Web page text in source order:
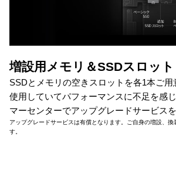
増設用メモリ＆SSDスロット
SSDとメモリの空きスロットを各1本ご用
使用していてパフォーマンスに不足を感
マーセンターでアップグレードサービスを
アップグレードサービスは有償となります。ご自身の増設、換
す。